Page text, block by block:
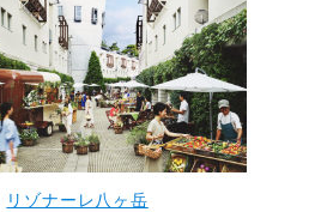
リゾナーレ八ヶ岳